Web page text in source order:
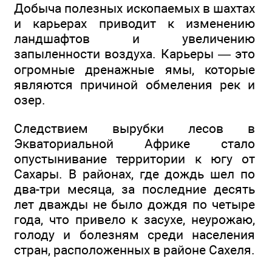
Добыча полезных ископаемых в шахтах
и карьерах приводит к изменению
ландшафтов и увеличению
запыленности воздуха. Карьеры — это
огромные дренажные ямы, которые
являются причиной обмеления рек и
озер.
Следствием вырубки лесов в
Экваториальной Африке стало
опустынивание территории к югу от
Сахары. В районах, где дождь шел по
два-три месяца, за последние десять
лет дважды не было дождя по четыре
года, что привело к засухе, неурожаю,
голоду и болезням среди населения
стран, расположенных в районе Сахеля.